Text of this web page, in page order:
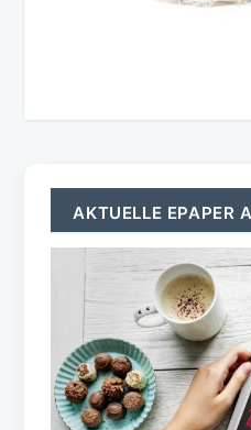
AKTUELLE EPAPER